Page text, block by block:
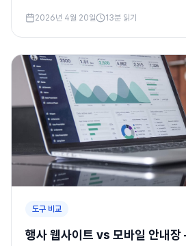
2026년 4월 20일 13분 읽기
도구 비교
행사 웹사이트 vs 모바일 안내